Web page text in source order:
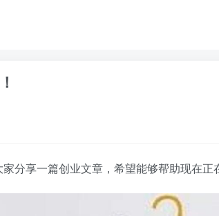
分享一篇创业文章，希望能够帮助现在正